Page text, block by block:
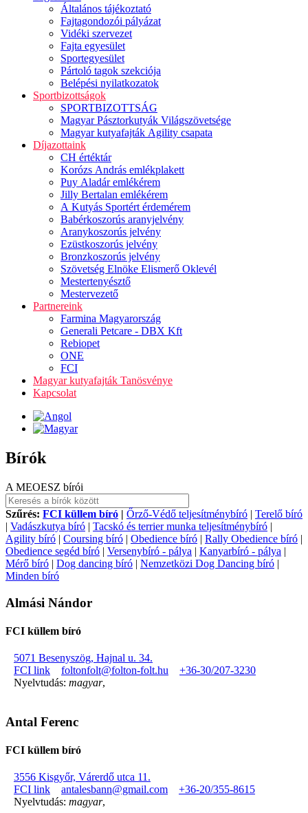
Általános tájékoztató
Fajtagondozói pályázat
Vidéki szervezet
Fajta egyesület
Sportegyesület
Pártoló tagok szekciója
Belépési nyilatkozatok
Sportbizottságok
SPORTBIZOTTSÁG
Magyar Pásztorkutyák Világszövetsége
Magyar kutyafajták Agility csapata
Díjazottaink
CH értéktár
Korózs András emlékplakett
Puy Aladár emlékérem
Jilly Bertalan emlékérem
A Kutyás Sportért érdemérem
Babérkoszorús aranyjelvény
Aranykoszorús jelvény
Ezüstkoszorús jelvény
Bronzkoszorús jelvény
Szövetség Elnöke Elismerő Oklevél
Mestertenyésztő
Mestervezető
Partnereink
Farmina Magyarország
Generali Petcare - DBX Kft
Rebiopet
ONE
FCI
Magyar kutyafajták Tanösvénye
Kapcsolat
Bírók
A MEOESZ bírói
Szűrés: FCI küllem bíró | Őrző-Védő teljesítménybíró | Terelő bíró
| Vadászkutya bíró | Tacskó és terrier munka teljesítménybíró |
Agility bíró | Coursing bíró | Obedience bíró | Rally Obedience bíró |
Obedience segéd bíró | Versenybíró - pálya | Kanyarbíró - pálya |
Mérő bíró | Dog dancing bíró | Nemzetközi Dog Dancing bíró |
Minden bíró
Almási Nándor
FCI küllem bíró
5071 Besenyszög, Hajnal u. 34.
FCI link
foltonfolt@folton-folt.hu
+36-30/207-3230
Nyelvtudás: magyar,
Antal Ferenc
FCI küllem bíró
3556 Kisgyőr, Várerdő utca 11.
FCI link
antalesbann@gmail.com
+36-20/355-8615
Nyelvtudás: magyar,